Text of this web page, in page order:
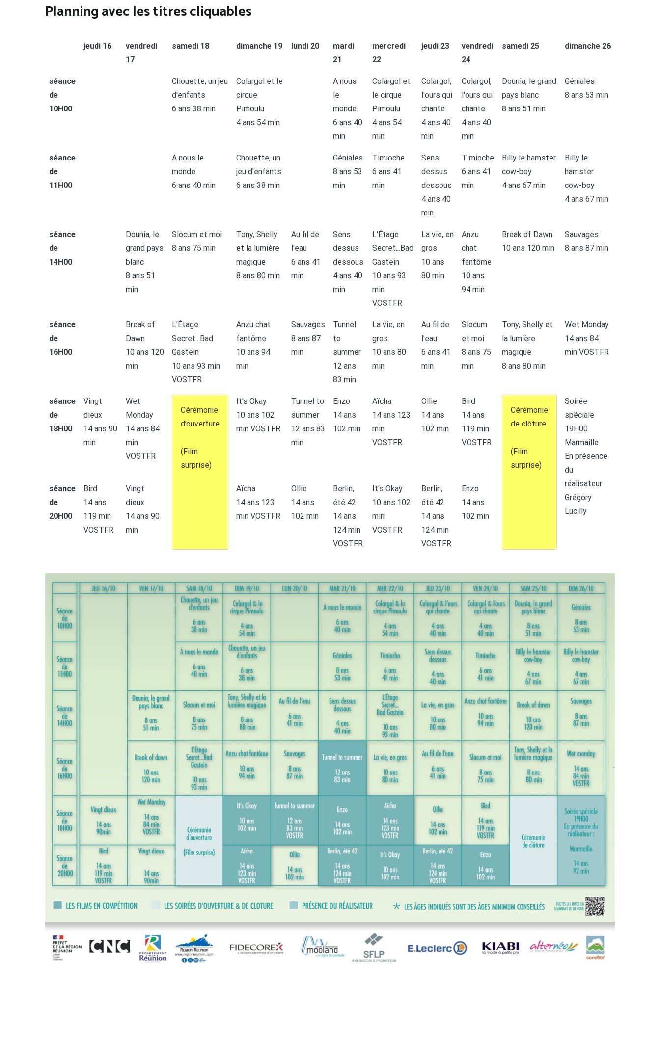
Planning avec les titres cliquables
jeudi 16
vendredi
17
samedi 18 dimanche 19 lundi 20
mardi
21
mercredi
22
jeudi 23
vendredi
24
samedi 25 dimanche 26
séance
de
10H00
Chouette, un jeu
d'enfants
6 ans 38 min
Colargol et le
cirque
Pimoulu
4 ans 54 min
A nous
le
monde
6 ans 40
min
Colargol et
le cirque
Pimoulu
4 ans 54
min
Colargol,
l'ours qui
chante
4 ans 40
min
Colargol,
l'ours qui
chante
4 ans 40
min
Dounia, le grand
pays blanc
8 ans 51 min
Géniales
8 ans 53 min
séance
de
11H00
A nous le
monde
6 ans 40 min
Chouette, un
jeu d'enfants
6 ans 38 min
Géniales
8 ans 53
min
Timioche
6 ans 41
min
Sens
dessus
dessous
4 ans 40
min
Timioche
6 ans 41
min
Billy le hamster
cow-boy
4 ans 67 min
Billy le
hamster
cow-boy
4 ans 67 min
séance
de
14H00
Dounia, le
grand pays
blanc
8 ans 51
min
Slocum et moi
8 ans 75 min
Tony, Shelly
et la lumière
magique
8 ans 80 min
Au fil de
l'eau
6 ans 41
min
Sens
dessus
dessous
4 ans 40
min
L'Étage
Secret...Bad
Gastein
10 ans 93
min
VOSTFR
La vie, en
gros
10 ans
80 min
Anzu
chat
fantôme
10 ans
94 min
Break of Dawn
10 ans 120 min
Sauvages
8 ans 87 min
séance
de
16H00
Break of
Dawn
10 ans 120
min
L'Étage
Secret...Bad
Gastein
10 ans 93 min
VOSTFR
Anzu chat
fantôme
10 ans 94
min
Sauvages
8 ans 87
min
Tunnel
to
summer
12 ans
83 min
La vie, en
gros
10 ans 80
min
Au fil de
l'eau
6 ans 41
min
Slocum
et moi
8 ans 75
min
Tony, Shelly et
la lumière
magique
8 ans 80 min
Wet Monday
14 ans 84
min VOSTFR
séance
de
18H00
Vingt
dieux
14 ans 90
min
Wet
Monday
14 ans 84
min
VOSTFR
Cérémonie
d’ouverture
(Film
surprise)
It's Okay
10 ans 102
min VOSTFR
Tunnel to
summer
12 ans 83
min
Enzo
14 ans
102 min
Aïcha
14 ans 123
min
VOSTFR
Ollie
14 ans
102 min
Bird
14 ans
119 min
VOSTFR
Cérémonie
de clôture
(Film
surprise)
Soirée
spéciale
19H00
Marmaille
En présence
du
réalisateur
Grégory
Lucilly
séance
de
20H00
Bird
14 ans
119 min
VOSTFR
Vingt
dieux
14 ans 90
min
Aïcha
14 ans 123
min VOSTFR
Ollie
14 ans
102 min
Berlin,
été 42
14 ans
124 min
VOSTFR
It's Okay
10 ans 102
min
VOSTFR
Berlin,
été 42
14 ans
124 min
VOSTFR
Enzo
14 ans
102 min